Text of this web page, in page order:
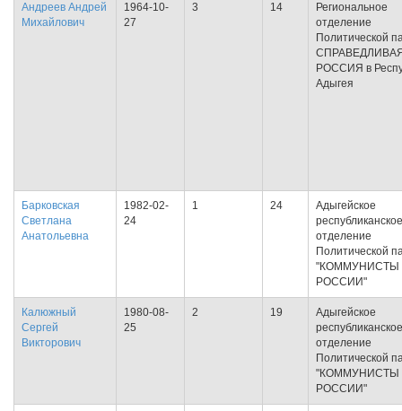
Андреев Андрей
Михайлович
1964-10-
27
3 14
Региональное
отделение
Политической
РОССИЯ в
Адыгея
Барковская
Светлана
Анатольевна
1982-02-
24
1 24
Адыгейское
республиканское
отделение
Политической
"КОММУНИСТЫ
РОССИИ"
Калюжный
Сергей
Викторович
1980-08-
25
2 19
Адыгейское
республиканское
отделение
Политической
"КОММУНИСТЫ
РОССИИ"